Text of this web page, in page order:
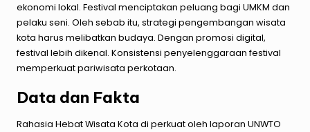
ekonomi lokal. Festival menciptakan peluang bagi UMKM dan
pelaku seni. Oleh sebab itu, strategi pengembangan wisata
kota harus melibatkan budaya. Dengan promosi digital,
festival lebih dikenal. Konsistensi penyelenggaraan festival
memperkuat pariwisata perkotaan.
Data dan Fakta
Rahasia Hebat Wisata Kota di perkuat oleh laporan UNWTO